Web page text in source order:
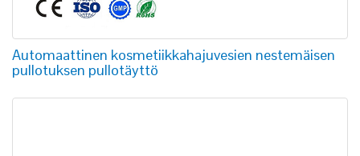
Automaattinen kosmetiikkahajuvesien nestemäisen
pullotuksen pullotäyttö